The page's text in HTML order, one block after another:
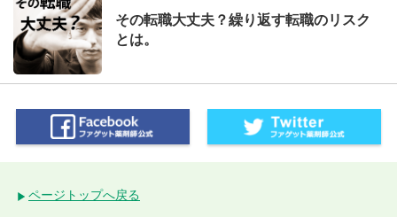
その転職大丈夫？繰り返す転職のリスク
とは。
ページトップへ戻る